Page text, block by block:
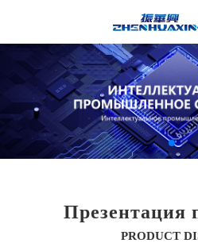
Презентация
PRODUCT